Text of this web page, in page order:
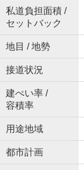
私道負担面積 /
セットバック
地目 / 地勢
接道状況
建ぺい率 /
容積率
用途地域
都市計画